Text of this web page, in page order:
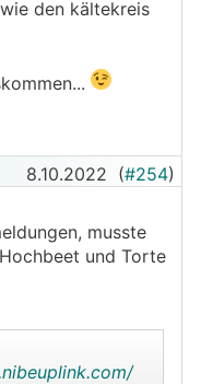
den kältekreis
8.10.2022 (#254)
musste
und Torte